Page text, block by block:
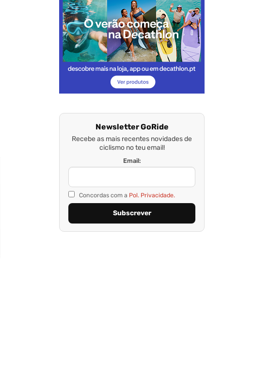
Newsletter GoRide
Recebe as mais recentes novidades de
ciclismo no teu email!
Email:
Concordas com a Pol. Privacidade.